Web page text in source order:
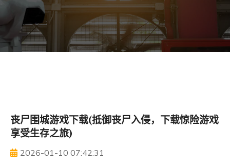
丧尸围城游戏下载(抵御丧尸入侵，下载惊险游戏
享受生存之旅)
2026-01-10 07:42:31